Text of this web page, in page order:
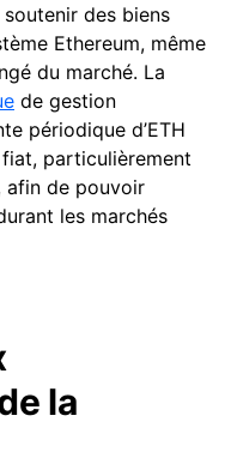
des biens
Ethereum, même
du marché. La
de gestion
périodique d’ETH
particulièrement
afin de pouvoir
les marchés
la